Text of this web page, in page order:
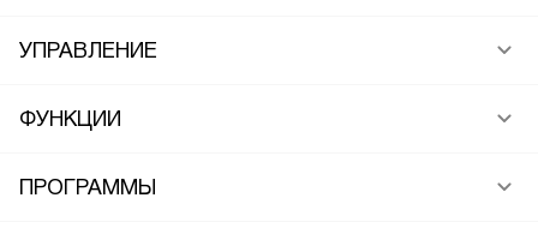
УПРАВЛЕНИЕ
ФУНКЦИИ
ПРОГРАММЫ